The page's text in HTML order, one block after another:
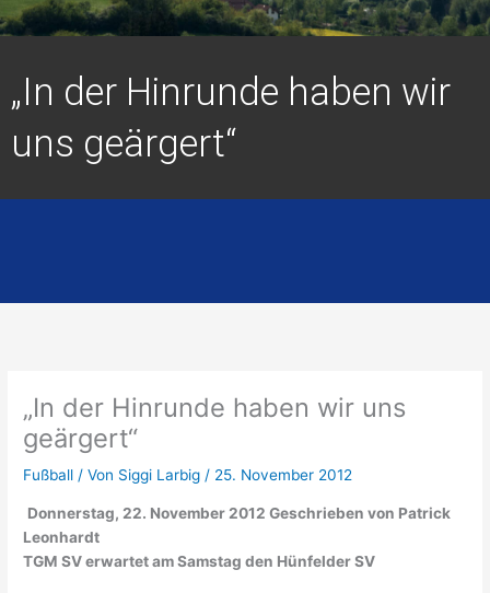
„In der Hinrunde haben wir
uns geärgert“
„In der Hinrunde haben wir uns
geärgert“
Fußball / Von Siggi Larbig/ 25. November 2012
Donnerstag, 22. November 2012 Geschrieben von Patrick
Leonhardt
TGM SV erwartet am Samstag den Hünfelder SV